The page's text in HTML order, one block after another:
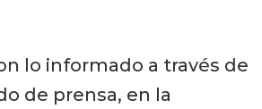
lo informado a través de
de prensa, en la